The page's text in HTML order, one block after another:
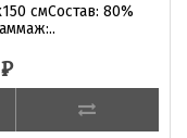
смСостав: 80%
₽